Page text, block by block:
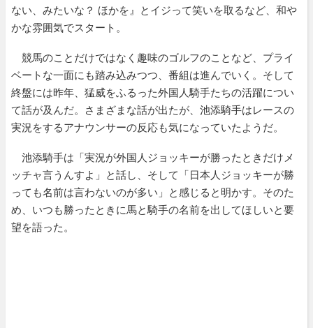
ない、みたいな？ ほかを』とイジって笑いを取るなど、和や
かな雰囲気でスタート。
競馬のことだけではなく趣味のゴルフのことなど、プライ
ベートな一面にも踏み込みつつ、番組は進んでいく。そして
終盤には昨年、猛威をふるった外国人騎手たちの活躍につい
て話が及んだ。さまざまな話が出たが、池添騎手はレースの
実況をするアナウンサーの反応も気になっていたようだ。
池添騎手は「実況が外国人ジョッキーが勝ったときだけメ
ッチャ言うんすよ」と話し、そして「日本人ジョッキーが勝
っても名前は言わないのが多い」と感じると明かす。そのた
め、いつも勝ったときに馬と騎手の名前を出してほしいと要
望を語った。